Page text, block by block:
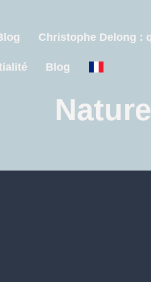
Christophe Delong :
Blog
Nature